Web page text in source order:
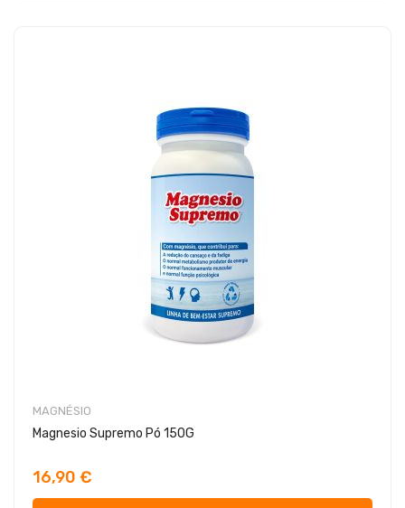
MAGNÉSIO
Magnesio Supremo Pó 150G
16,90 €